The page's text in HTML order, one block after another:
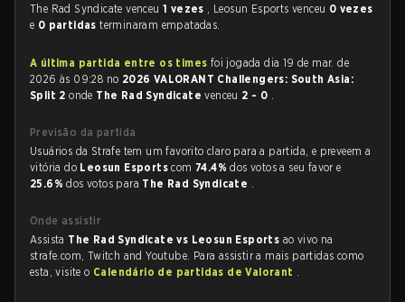
The Rad Syndicate venceu 1 vezes , Leosun Esports venceu 0 vezes
e 0 partidasterminaram empatadas.
A última partida entre os times foi jogada dia 19 de mar. de
2026 às 09:28 no 2026 VALORANT Challengers: South Asia:
Split 2onde The Rad Syndicatevenceu 2 - 0 .
Previsão da partida
Usuários da Strafe tem um favorito claro para a partida, e preveem a
vitória do Leosun Esportscom 74.4%dos votos a seu favor e
25.6%dos votos para The Rad Syndicate .
Onde assistir
Assista The Rad Syndicate vs Leosun Esports ao vivo na
strafe.com, Twitch and Youtube. Para assistir a mais partidas como
esta, visite o Calendário de partidas de Valorant .